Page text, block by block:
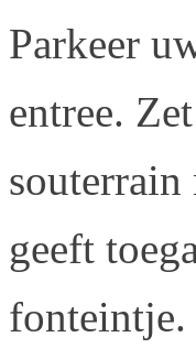
Parkeer
entree.
souterrain
geeft
fonteintje.